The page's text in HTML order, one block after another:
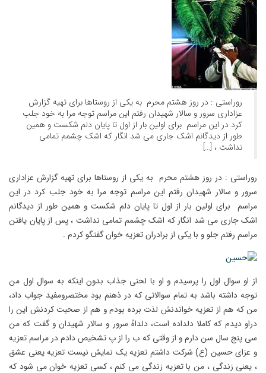
روراستی : در روز هشتم محرم به یکی از روستاها برای تهیه گزارش
عزاداری سرور و سالار شهیدان رفتم این مراسم توجه مرا به خود جلب
کرد در این مراسم برای اولین بار از اول تا پایان دلم شکست و همین
طور از دیدگانم اشک جاری می شد انگار که اشک چشمم تمامی
نداشت ، […]
روراستی : در روز هشتم محرم به یکی از روستاها برای تهیه گزارش عزاداری
سرور و سالار شهیدان رفتم این مراسم توجه مرا به خود جلب کرد در این
مراسم برای اولین بار از اول تا پایان دلم شکست و همین طور از دیدگانم
اشک جاری می شد انگار که اشک چشمم تمامی نداشت ، پس از پایان یافتن
مراسم رفتم جلو و با یکی از برادران تعزیه خوان گفتگو کردم .
از او سوال اول را پرسیدم و او با لحنی جذاب بدون اینکه به سوال اول من
توجه داشته باشد به تمام سوالاتی که در ذهنم بود مختصرومفید جواب داد،
من که هم از تعزیه خواندنش لذت برده بودم و هم از صحبت کردنش این را
دراو دیدم که کاملا دلداده است، دلداهُ سرور و سالار شهیدان و گفت که من
سی پنج سال سن دارم و از وقتی که ب را از پ تشخیص دادم در مراسم تعزیه
و عزای حسین (ع) شرکت داشتم تعزیه یک نمایش نیست تعزیه یعنی عشق
، یعنی زندگی ، من با تعزیه زندگی می کنم ، کسی تعزیه خوان می شود که